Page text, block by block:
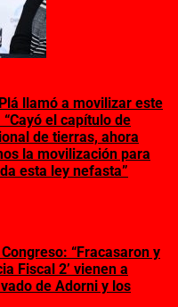
llamó a movilizar este
el capítulo de
de tierras, ahora
la movilización para
esta ley nefasta”
“Fracasaron y
Fiscal 2’ vienen a
de Adorni y los